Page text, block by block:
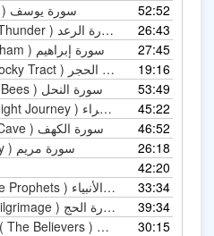
012 - Yusuf (Joseph ) سورة يوسف
52:52
013 - Ar-Ra'd ( The Thunder ) سورة الرعد
26:43
014 - Ibrahim ( Abraham ) سورة إبراهيم
27:45
015 - Al-Hijr ( The Rocky Tract ) سورة الحجر
19:16
016 - An-Nahl ( The Bees ) سورة النحل
53:49
017 - Al-Isra ( The Night Journey ) سورة الإسراء
45:22
018 - Al-Kahf ( The Cave ) سورة الكهف
46:52
019 - Maryam ( Mary ) سورة مريم
26:18
42:20
021 - Al-Anbiya ( The Prophets ) سورة الأنبياء
33:34
022 - Al-Hajj ( The Pilgrimage ) سورة الحج
39:34
023 - Al-Mu'minoon ( The Believers ) سورة المؤمنون
30:15